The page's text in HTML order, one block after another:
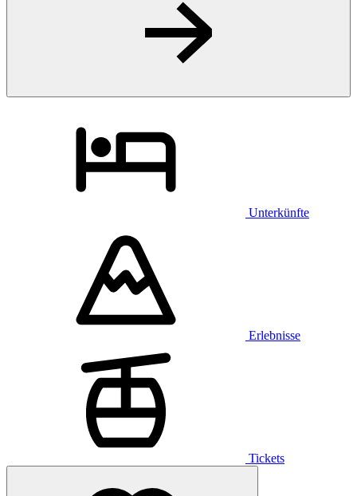
Unterkünfte
Erlebnisse
Tickets